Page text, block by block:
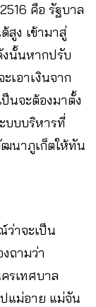
คือ รัฐบาล
สูง เข้ามาสู่
งนั้นหากปรับ
เอาเงินจาก
นจะต้องมาตั้ง
บบบริหารที่
นาภูเก็ตให้ทัน
ว่าจะเป็น
ถามว่า
รเทศบาล
แม่อาย แม่จัน